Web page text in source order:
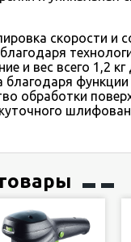
скорости и
и вес всего 1,2
обработки